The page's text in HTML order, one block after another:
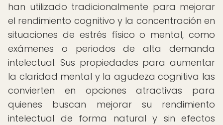
han utilizado tradicionalmente para mejorar
el rendimiento cognitivo y la concentración en
situaciones de estrés físico o mental, como
exámenes o periodos de alta demanda
intelectual. Sus propiedades para aumentar
la claridad mental y la agudeza cognitiva las
convierten en opciones atractivas para
quienes buscan mejorar su rendimiento
intelectual de forma natural y sin efectos